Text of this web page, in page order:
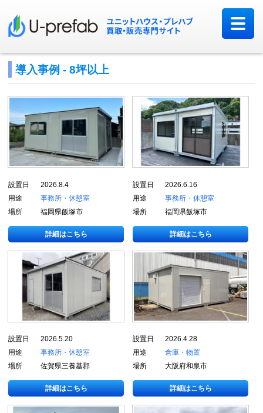
導入事例 - 8坪以上
設置日
2026.8.4
用途
事務所・休憩室
場所
福岡県飯塚市
詳細はこちら
設置日
2026.6.16
用途
事務所・休憩室
場所
福岡県飯塚市
詳細はこちら
設置日
2026.5.20
用途
事務所・休憩室
場所
佐賀県三養基郡
詳細はこちら
設置日
2026.4.28
用途
倉庫・物置
場所
大阪府和泉市
詳細はこちら